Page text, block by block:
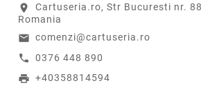
location_on
Cartuseria.ro, Str Bucuresti nr.
Romania
email comenzi@cartuseria.ro
call 0376 448 890
print +40358814594